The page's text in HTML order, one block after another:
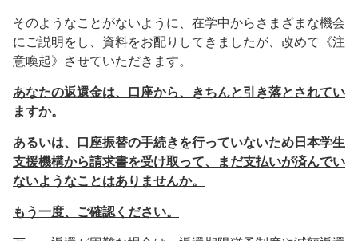
そのようなことがないように、在学中からさまざまな機会
にご説明をし、資料をお配りしてきましたが、改めて《注
意喚起》させていただきます。
あなたの返還金は、口座から、きちんと引き落とされてい
ますか。
あるいは、口座振替の手続きを行っていないため日本学生
支援機構から請求書を受け取って、まだ支払いが済んでい
ないようなことはありませんか。
もう一度、ご確認ください。